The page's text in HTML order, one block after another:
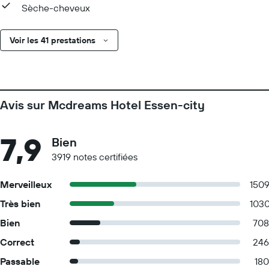
Sèche-cheveux
Voir les 41 prestations
Avis sur Mcdreams Hotel Essen-city
7,9 Bien
3919 notes certifiées
Merveilleux
1509
Très bien
Bien
708
Correct
246
Passable
180